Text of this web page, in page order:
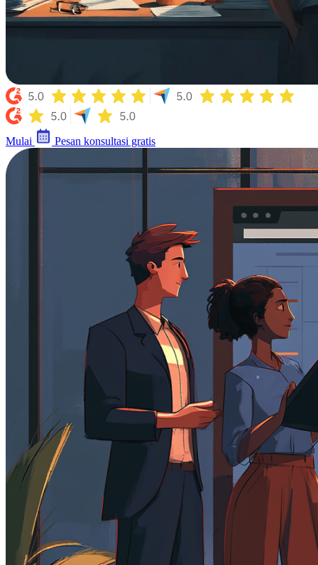
Mulai Pesan konsultasi gratis